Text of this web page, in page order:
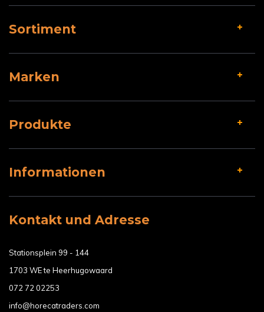
Sortiment
Marken
Produkte
Informationen
Kontakt und Adresse
Stationsplein 99 - 144
1703 WE te Heerhugowaard
072 72 02253
info@horecatraders.com